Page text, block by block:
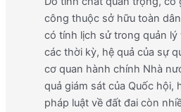
công thuộc sở hữu toàn
có tính lịch sử trong quản lý
các thời kỳ, hệ quả của sự
cơ quan hành chính Nhà
quả giám sát của Quốc hội,
pháp luật về đất đai còn